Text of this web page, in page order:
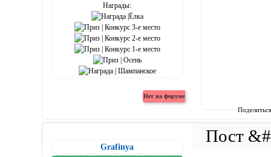
Награды:
Grafinya